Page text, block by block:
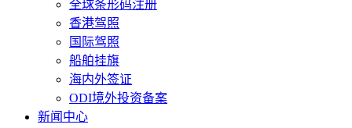
全球条形码注册
香港驾照
国际驾照
船舶挂旗
海内外签证
ODI境外投资备案
新闻中心